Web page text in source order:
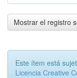
Mostrar el registro
Este ítem está
Licencia Creative